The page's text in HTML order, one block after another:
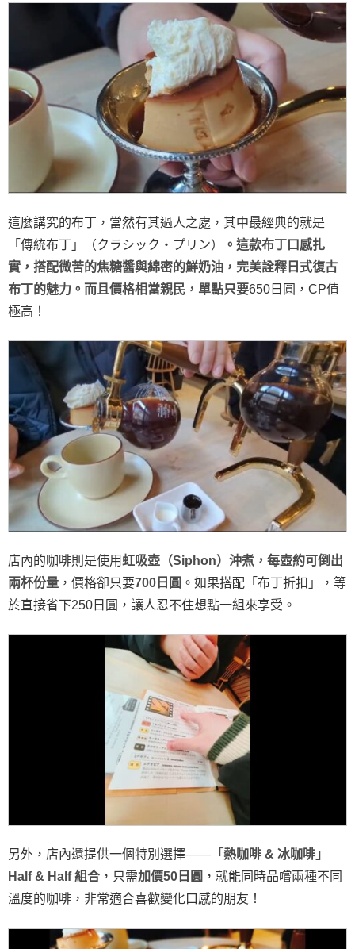
這麼講究的布丁，當然有其過人之處，其中最經典的就是
「傳統布丁」（クラシック・プリン）
。這款布丁口感扎
實，搭配微苦的焦糖醬與綿密的鮮奶油，完美詮釋日式復古
布丁的魅力。而且價格相當親民，單點只要650日圓，CP值
極高！
店內的咖啡則是使用虹吸壺（Siphon）沖煮，每壺約可倒出
兩杯份量 ，價格卻只要700日圓 。如果搭配「布丁折扣」，等
於直接省下250日圓，讓人忍不住想點一組來享受。
另外，店內還提供一個特別選擇—— 「熱咖啡 & 冰咖啡」
Half & Half 組合 ，只需加價50日圓 ，就能同時品嚐兩種不同
溫度的咖啡，非常適合喜歡變化口感的朋友！